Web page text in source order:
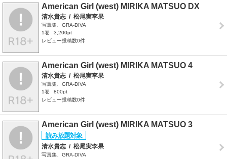
American Girl (west) MIRIKA MATSUO DX
清水貴志 / 松尾実李果
写真集、GRA-DIVA
1巻
3,200pt
レビュー投稿数0件
American Girl (west) MIRIKA MATSUO 4
清水貴志 / 松尾実李果
写真集、GRA-DIVA
1巻
800pt
レビュー投稿数0件
American Girl (west) MIRIKA MATSUO 3
清水貴志 / 松尾実李果
写真集、GRA-DIVA